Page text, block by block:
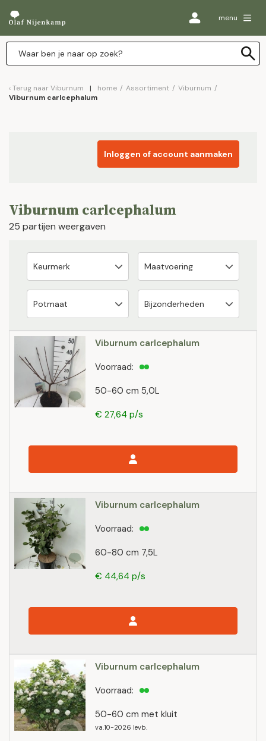
menu
Terug naar Viburnum home / Assortiment / Viburnum /
Viburnum carlcephalum
Inloggen of account aanmaken
Viburnum carlcephalum
25 partijen weergaven
Viburnum carlcephalum
50-60 cm 5,0L
Voorraad:
€ 27,64 p/s
Viburnum carlcephalum
60-80 cm 7,5L
Voorraad:
€ 44,64 p/s
Viburnum carlcephalum
50-60 cm met kluit
va.10-2026 levb.
Voorraad: